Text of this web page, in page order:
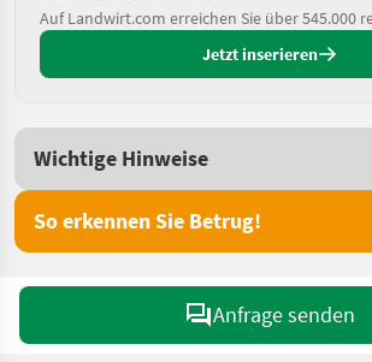
Auf Landwirt.com erreichen Sie über 545.000
Jetzt inserieren
Wichtige Hinweise
So erkennen Sie Betrug!
Anfrage senden